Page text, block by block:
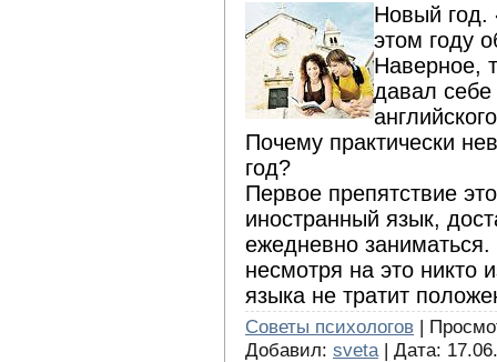
Новый год.
этом году
Наверное,
давал
Почему практически
год?
Первое препятствие
иностранный язык,
ежедневно заниматься.
несмотря на это никто
языка не тратит
Советы психологов |
Добавил: sveta | Дата: